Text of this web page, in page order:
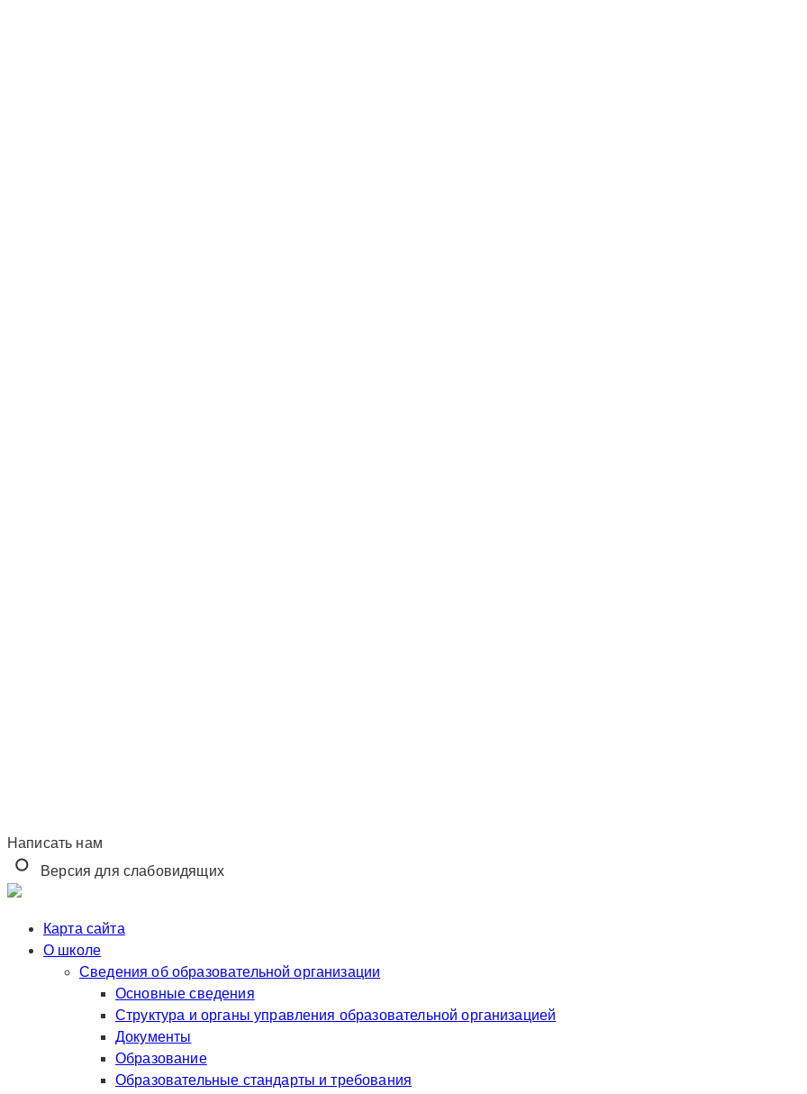
Написать нам
Версия для слабовидящих
Карта сайта
О школе
Сведения об образовательной организации
Основные сведения
Структура и органы управления образовательной организацией
Документы
Образование
Образовательные стандарты и требования